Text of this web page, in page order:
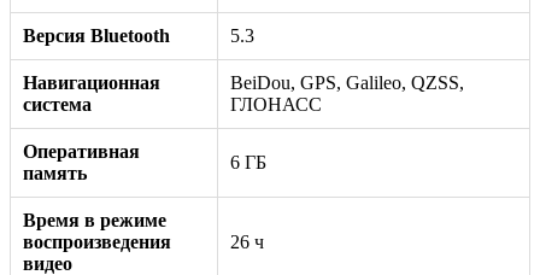
Версия Bluetooth 5.3
Навигационная
система
BeiDou, GPS, Galileo, QZSS,
ГЛОНАСС
Оперативная
память
6 ГБ
Время в режиме
воспроизведения
видео
26 ч